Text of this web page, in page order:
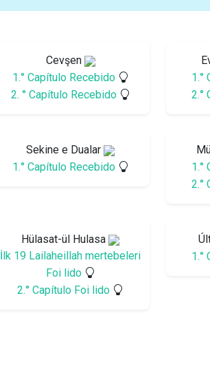
Cevşen
1.° Capítulo Recebido
2. ° Capítulo Recebido
1.°
2.°
Sekine e Dualar
1.° Capítulo Recebido
1.°
2.°
Hülasat-ül Hulasa
İlk 19 Lailaheillah mertebeleri
Foi lido
2.° Capítulo Foi lido
1.°